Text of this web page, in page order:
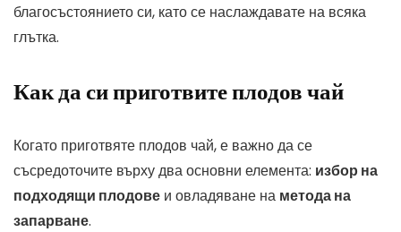
благосъстоянието си, като се наслаждавате на всяка
глътка.
Как да си приготвите плодов чай
Когато приготвяте плодов чай, е важно да се
съсредоточите върху два основни елемента: избор на
подходящи плодове и овладяване на метода на
запарване.